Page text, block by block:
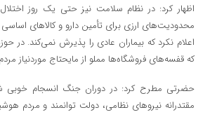
اظهار کرد: در نظام سلامت نیز حتی یک روز
محدودیت‌های ارزی برای تأمین دارو و کالا‌های
اعلام نکرد که بیماران عادی را پذیرش نمی‌کند. در
که قفسه‌های فروشگاه‌ها مملو از مایحتاج موردنیاز
حضرتی مطرح کرد: در دوران جنگ انسجام خوبی
مقتدرانه نیرو‌های نظامی، دولت توانمند و مردم